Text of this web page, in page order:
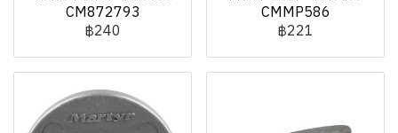
CM872793
฿240
CMMP586
฿221